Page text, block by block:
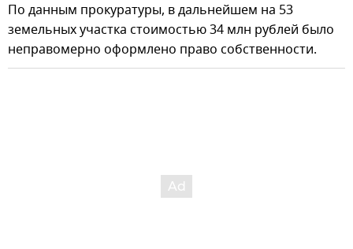
По данным прокуратуры, в дальнейшем на 53
земельных участка стоимостью 34 млн рублей было
неправомерно оформлено право собственности.